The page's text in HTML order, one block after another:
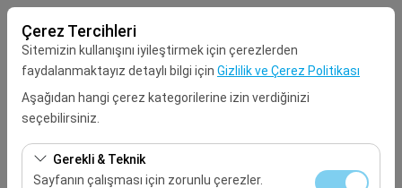
Çerez Tercihleri
Sitemizin kullanışını iyileştirmek için çerezlerden
faydalanmaktayız detaylı bilgi için Gizlilik ve Çerez Politikası
Aşağıdan hangi çerez kategorilerine izin verdiğinizi
seçebilirsiniz.
Gerekli & Teknik
Sayfanın çalışması için zorunlu çerezler.
Seçiniz